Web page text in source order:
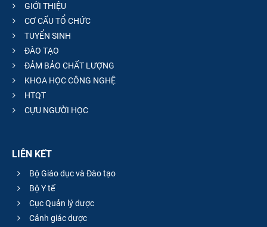
GIỚI THIỆU
CƠ CẤU TỔ CHỨC
TUYỂN SINH
ĐÀO TẠO
ĐẢM BẢO CHẤT LƯỢNG
KHOA HỌC CÔNG NGHỆ
HTQT
CỰU NGƯỜI HỌC
LIÊN KẾT
Bộ Giáo dục và Đào tạo
Bộ Y tế
Cục Quản lý dược
Cảnh giác dược